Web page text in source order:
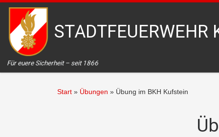
Zum Inhalt springen
STADTFEUERWEHR
Für euere Sicherheit – seit 1866
Start » Übungen » Übung im BKH Kufstein